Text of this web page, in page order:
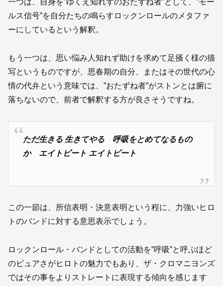
一つは、自身を”ゆくえ知れずのおたずね者”として、”モー
ルス信号”を自分たちの鳴らすロックンロールのメタファ
ーにしているという解釈。
もう一つは、思い悩み人知れず助けを求めて足掻く様の描
写というものですが、思春期の自分、またはその世代の心
情の代弁という意味では、”おたずね者”がストンとは腑に
落ちないので、前者で解釈する方が良さそうですね。
ただ生きる 生きてやる 呼吸をとめてなるもの
か エイトビート エイトビート
この一節は、所信表明・決意表明という程に、力強いヒロ
トのバンドに対する意思表示でしょう。
ロックンロール・バンドとしての活動を”呼吸”と呼ぶほど
のピュアさがヒロトの魅力でもあり、ザ・クロマニヨンズ
ではその事をよりストレートに表現する傾向を感じます